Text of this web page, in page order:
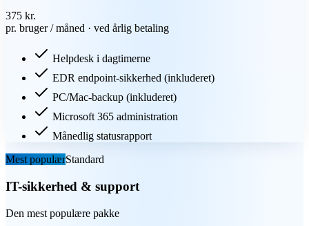
375 kr.
pr. bruger / måned · ved årlig betaling
Helpdesk i dagtimerne
EDR endpoint-sikkerhed (inkluderet)
PC/Mac-backup (inkluderet)
Microsoft 365 administration
Månedlig statusrapport
Mest populærStandard
IT-sikkerhed & support
Den mest populære pakke